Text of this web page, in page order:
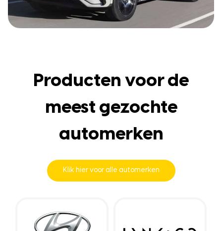
Producten voor de
meest gezochte
automerken
Klik hier voor alle automerken